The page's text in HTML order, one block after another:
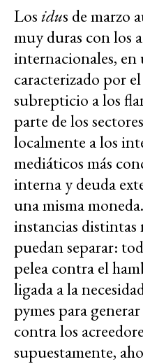
Losidus de marzo
muy duras con los
internacionales,
caracterizado por
subrepticio a los
parte de los
localmente a los
mediáticos más
interna y deuda
una misma
instancias distintas
puedan separar:
pelea contra el
ligada a la
pymes para
contra los
supuestamente,